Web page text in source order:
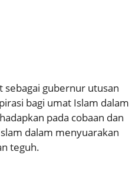
sebagai gubernur utusan
bagi umat Islam dalam
pada cobaan dan
dalam menyuarakan
teguh.